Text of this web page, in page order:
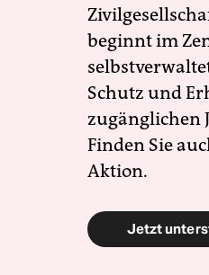
beginnt im
Schutz und
zugänglichen
Finden Sie
Aktion.
Jetzt